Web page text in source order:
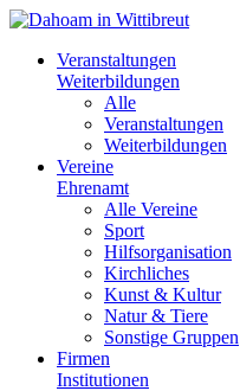
Veranstaltungen
Weiterbildungen
Alle
Veranstaltungen
Weiterbildungen
Vereine
Ehrenamt
Alle Vereine
Sport
Hilfsorganisation
Kirchliches
Kunst & Kultur
Natur & Tiere
Sonstige Gruppen
Firmen
Institutionen